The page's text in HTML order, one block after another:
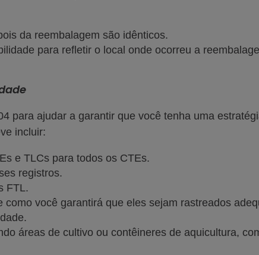
da reembalagem são idênticos.
para refletir o local onde ocorreu a
para ajudar a garantir que você tenha uma
incluir:
e TLCs para todos os CTEs.
registros.
FTL.
você garantirá que eles sejam rastreados
áreas de cultivo ou contêineres de aquicultura,